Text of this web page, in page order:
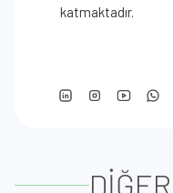
katmaktadır.
DİĞER